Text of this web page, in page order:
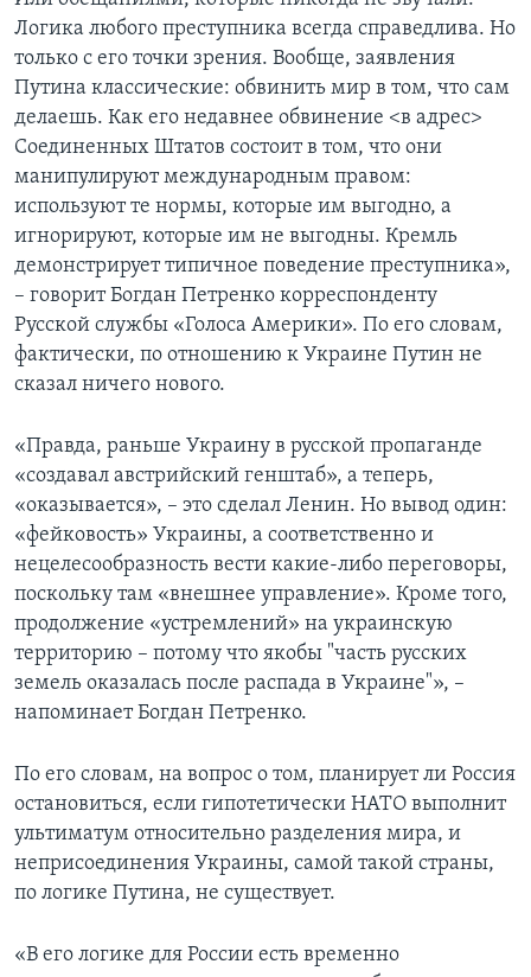
Логика любого преступника всегда справедлива. Но
только с его точки зрения. Вообще, заявления
Путина классические: обвинить мир в том, что сам
делаешь. Как его недавнее обвинение <в адрес>
Соединенных Штатов состоит в том, что они
манипулируют международным правом:
используют те нормы, которые им выгодно, а
игнорируют, которые им не выгодны. Кремль
демонстрирует типичное поведение преступника»,
– говорит Богдан Петренко корреспонденту
Русской службы «Голоса Америки». По его словам,
фактически, по отношению к Украине Путин не
сказал ничего нового.
«Правда, раньше Украину в русской пропаганде
«создавал австрийский генштаб», а теперь,
«оказывается», – это сделал Ленин. Но вывод один:
«фейковость» Украины, а соответственно и
нецелесообразность вести какие-либо переговоры,
поскольку там «внешнее управление». Кроме того,
продолжение «устремлений» на украинскую
территорию – потому что якобы "часть русских
земель оказалась после распада в Украине"», –
напоминает Богдан Петренко.
По его словам, на вопрос о том, планирует ли Россия
остановиться, если гипотетически НАТО выполнит
ультиматум относительно разделения мира, и
неприсоединения Украины, самой такой страны,
по логике Путина, не существует.
«В его логике для России есть временно